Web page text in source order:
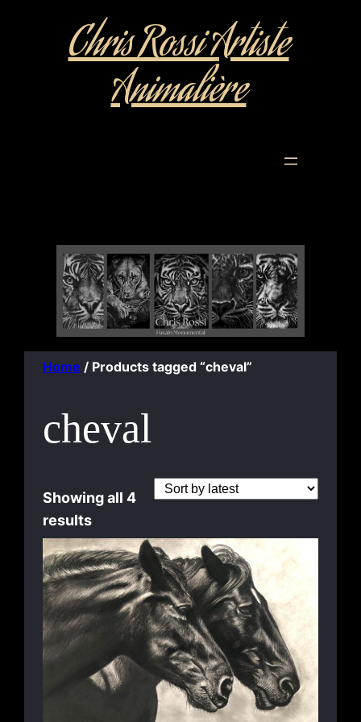
Chris Rossi Artiste
Animalière
Home / Products tagged “cheval”
cheval
Showing all 4
resultsS
o
r
t
e
d
y